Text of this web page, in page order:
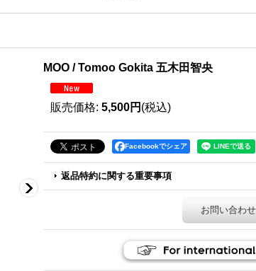
MOO / Tomoo Gokita 五木田智央
販売価格: 5,500円 (税込)
Facebookでシェア
返品特約に関する重要事項
お問い合わせ